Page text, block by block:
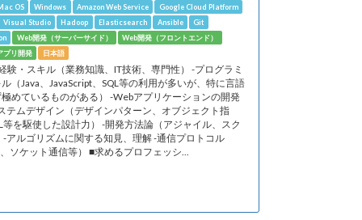
OS
Windows Amazon Web Service
Google Cloud Platform
Visual Studio
Hadoop Elasticsearch Ansible
Git
Web開発（サーバーサイド）
Web開発（フロントエンド）
リ開発
日本語
験・スキル（業務知識、IT技術、専門性） -プログラミ
（Java、JavaScript、SQL等の利用が多いが、特に言語
めているものがある） -Webアプリケーションの開発
テムデザイン（デザインパターン、オブジェクト指
等を駆使した設計力） -開発方法論（アジャイル、スク
-アルゴリズムに関する知見、理解 -通信プロトコル
、ソケット通信等） ■求めるプロフェッシ...